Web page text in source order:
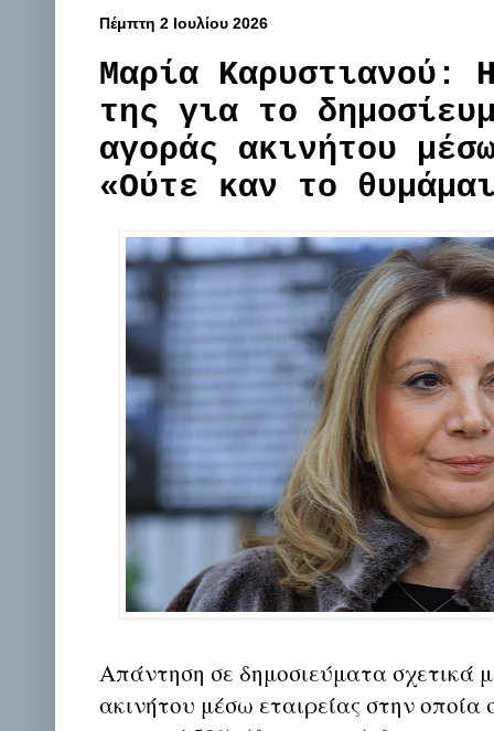
Πέμπτη 2 Ιουλίου 2026
Μαρία Καρυστιανού:
της για το
αγοράς ακινήτου
«Ούτε καν το
Απάντηση σε δημοσιεύματα σχετικά
ακινήτου μέσω εταιρείας στην οποία